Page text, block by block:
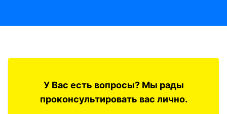
У Вас есть вопросы? Мы рады
проконсультировать вас лично.